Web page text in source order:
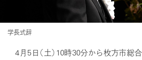
学長式辞
4月5日（土）10時30分から枚方市総